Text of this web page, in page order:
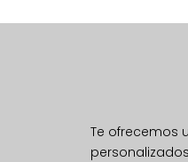
Te ofrecemos